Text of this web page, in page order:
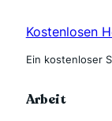
Kostenlosen
Ein kostenloser
Arbeit